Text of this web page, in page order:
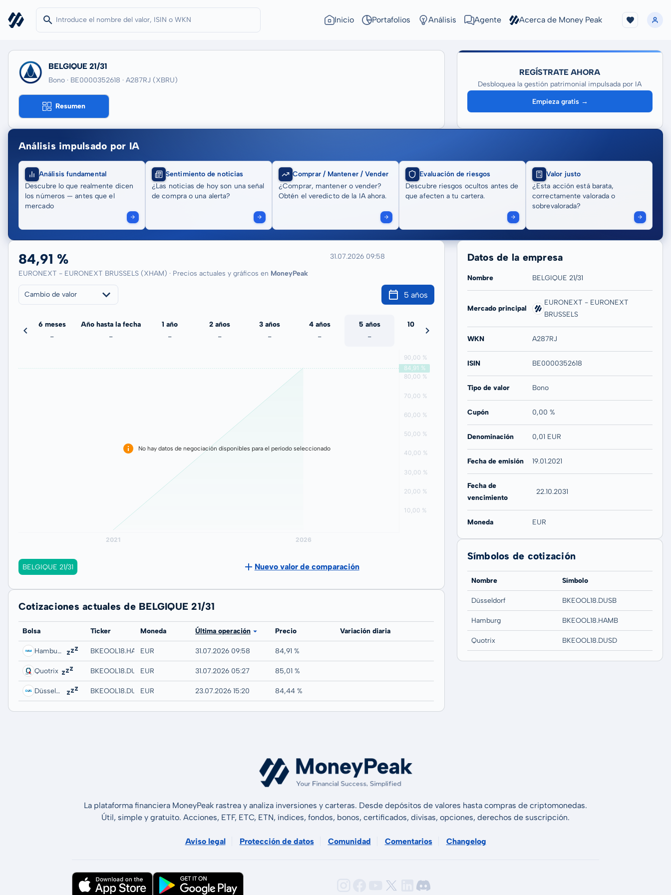
Inicio Portafolios Análisis Agente Acerca de Money Peak
BELGIQUE 21/31
Bono · BE0000352618 · A287RJ (XBRU)
Resumen
REGÍSTRATE AHORA
Desbloquea la gestión patrimonial impulsada por IA
Empieza gratis →
Análisis impulsado por IA
Análisis fundamental
Descubre lo que realmente dicen
los números — antes que el
mercado
Sentimiento de noticias
¿Las noticias de hoy son una señal
de compra o una alerta?
Comprar / Mantener / Vender
¿Comprar, mantener o vender?
Obtén el veredicto de la IA ahora.
Evaluación de riesgos
Descubre riesgos ocultos antes de
que afecten a tu cartera.
Valor justo
¿Esta acción está barata,
correctamente valorada o
sobrevalorada?
84,91 %
EURONEXT - EURONEXT BRUSSELS (XHAM) · Precios actuales y gráficos en MoneyPeak
31.07.2026 09:58
Cambio de valor 5 años
6 meses
-
Año hasta la fecha
-
1 año
-
2 años
-
3 años
-
4 años
-
5 años
-
10 años
-
No hay datos de negociación disponibles para el período seleccionado
BELGIQUE 21/31 Nuevo valor de comparación
Cotizaciones actuales de BELGIQUE 21/31
Bolsa Ticker Moneda Última operación Precio Variación diaria
Hamburg BKEOOL18.HAMBEUR 31.07.2026 09:58 84,91 %
Quotrix BKEOOL18.DUSDEUR 31.07.2026 05:27 85,01 %
Düsseldorf BKEOOL18.DUSBEUR 23.07.2026 15:20 84,44 %
Datos de la empresa
Nombre BELGIQUE 21/31
Mercado principal
EURONEXT - EURONEXT
BRUSSELS
WKN A287RJ
ISIN BE0000352618
Tipo de valor Bono
Cupón 0,00 %
Denominación 0,01 EUR
Fecha de emisión 19.01.2021
Fecha de
vencimiento
22.10.2031
Moneda EUR
Símbolos de cotización
Nombre Símbolo
Düsseldorf BKEOOL18.DUSB
Hamburg BKEOOL18.HAMB
Quotrix BKEOOL18.DUSD
La plataforma financiera MoneyPeak rastrea y analiza inversiones y carteras. Desde depósitos de valores hasta compras de criptomonedas.
Útil, simple y gratuito. Acciones, ETF, ETC, ETN, índices, fondos, bonos, certificados, divisas, opciones, derechos de suscripción.
Aviso legal Protección de datos Comunidad Comentarios Changelog